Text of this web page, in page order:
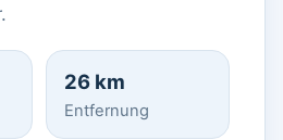
26 km
Entfernung